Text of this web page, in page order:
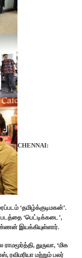
CHENNAI:
‘தமிழ்க்குடிமகன்’.
‘பெட்டிக்கடை’,
இயக்கியுள்ளார்.
துருவா, ‘மிக
ரவிமரியா மற்றும் பலர்